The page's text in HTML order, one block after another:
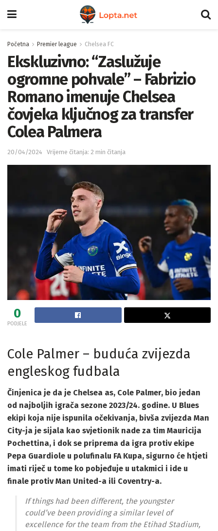
Početna Premier league Chelsea FC
Ekskluzivno: “Zaslužuje
ogromne pohvale” – Fabrizio
Romano imenuje Chelsea
čovjeka ključnog za transfer
Colea Palmera
20/04/2024 Vrijeme čitanja: 2 min čitanja
0
PODJELE
Cole Palmer – buduća zvijezda
engleskog fudbala
Činjenica je da je Chelsea as, Cole Palmer, bio jedan
od najboljih igrača sezone 2023/24. godine. U Blues
ekipi koja nije ispunila očekivanja, bivša zvijezda Man
City-ja je sijala kao svjetionik nade za tim Mauricija
Pochettina, i dok se priprema da igra protiv ekipe
Pepa Guardiole u polufinalu FA Kupa, sigurno će htjeti
imati riječ u tome ko pobjeđuje u utakmici i ide u
finale protiv Man United-a ili Coventry-a.
If things had been different, the youngster
could’ve been providing a similar level of
excellence for the team from the Etihad Stadium,